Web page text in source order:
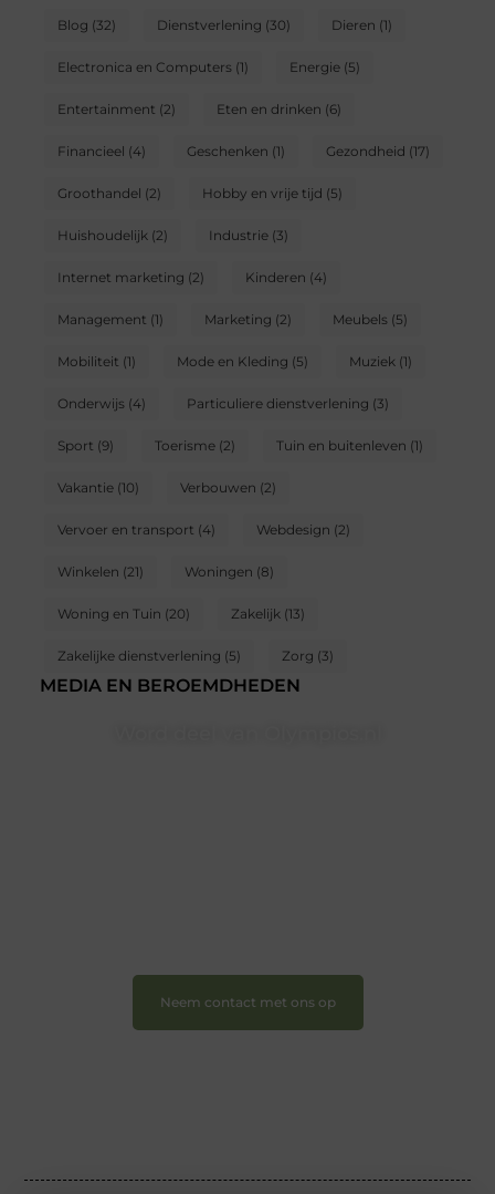
Blog (32) Dienstverlening (30) Dieren (1)
Electronica en Computers(1) Energie(5)
Entertainment (2) Eten en drinken (6)
Financieel (4) Geschenken (1) Gezondheid (17)
Groothandel (2) Hobby en vrije tijd (5)
Huishoudelijk (2) Industrie(3)
Internet marketing (2) Kinderen (4)
Management (1) Marketing (2) Meubels(5)
Mobiliteit (1) Mode en Kleding (5) Muziek (1)
Onderwijs(4) Particuliere dienstverlening (3)
Sport (9) Toerisme(2) Tuin en buitenleven (1)
Vakantie(10) Verbouwen (2)
Vervoer en transport (4) Webdesign (2)
Winkelen (21) Woningen (8)
Woning en Tuin (20) Zakelijk (13)
Zakelijke dienstverlening (5) Zorg (3)
MEDIA EN BEROEMDHEDEN
Neem contact met ons op